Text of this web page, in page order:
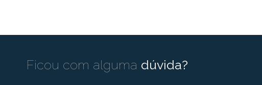
Ficou com alguma dúvida?